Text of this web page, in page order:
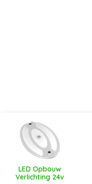
LED Opbouw
Verlichting 24v